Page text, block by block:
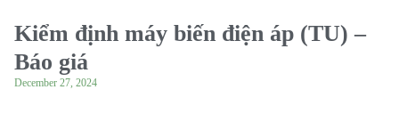
Kiểm định máy biến điện áp (TU) –
Báo giá
December 27, 2024